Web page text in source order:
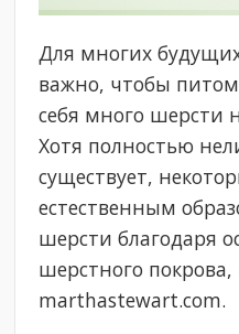
Для многих
важно, чтобы
себя много шерсти
Хотя полностью
существует,
естественным
шерсти благодаря
шерстного
marthastewart.com.